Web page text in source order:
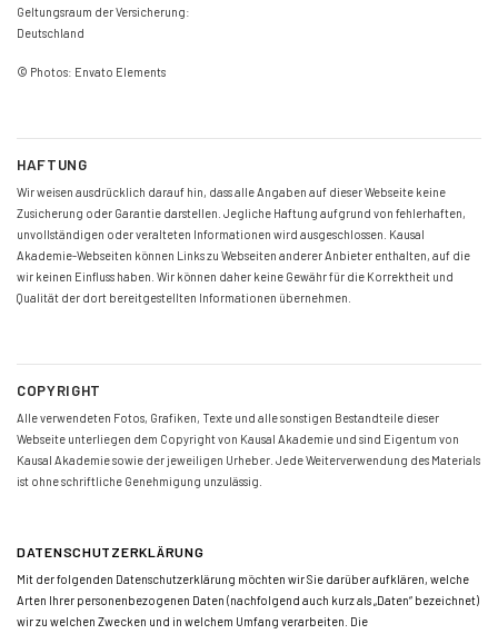
Geltungsraum der Versicherung:
Deutschland
© Photos: Envato Elements
HAFTUNG
Wir weisen ausdrücklich darauf hin, dass alle Angaben auf dieser Webseite keine
Zusicherung oder Garantie darstellen. Jegliche Haftung aufgrund von fehlerhaften,
unvollständigen oder veralteten Informationen wird ausgeschlossen. Kausal
Akademie-Webseiten können Links zu Webseiten anderer Anbieter enthalten, auf die
wir keinen Einfluss haben. Wir können daher keine Gewähr für die Korrektheit und
Qualität der dort bereitgestellten Informationen übernehmen.
COPYRIGHT
Alle verwendeten Fotos, Grafiken, Texte und alle sonstigen Bestandteile dieser
Webseite unterliegen dem Copyright von Kausal Akademie und sind Eigentum von
Kausal Akademie sowie der jeweiligen Urheber. Jede Weiterverwendung des Materials
ist ohne schriftliche Genehmigung unzulässig.
DATENSCHUTZERKLÄRUNG
Mit der folgenden Datenschutzerklärung möchten wir Sie darüber aufklären, welche
Arten Ihrer personenbezogenen Daten (nachfolgend auch kurz als „Daten“ bezeichnet)
wir zu welchen Zwecken und in welchem Umfang verarbeiten. Die